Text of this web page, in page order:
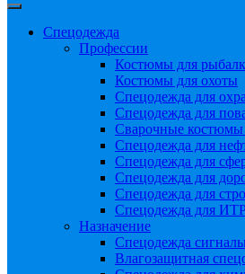
Спецодежда
Профессии
Костюмы для
Костюмы для охоты
Спецодежда для
Спецодежда для
Сварочные костюмы
Спецодежда для
Спецодежда для
Спецодежда для
Спецодежда для
Спецодежда для
Назначение
Спецодежда
Влагозащитная